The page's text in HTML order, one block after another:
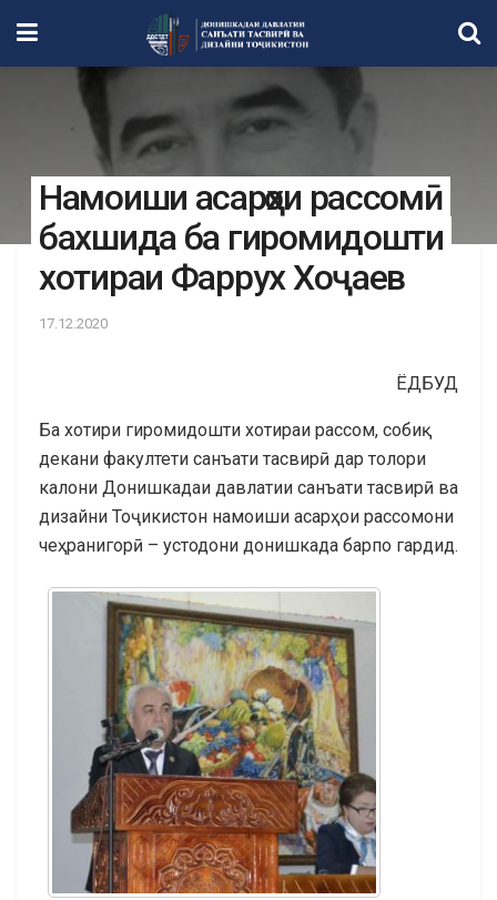
Намоиши асарҳои рассомӣ
бахшида ба гиромидошти
хотираи Фаррух Хоҷаев
17.12.2020
ЁДБУД
Ба хотири гиромидошти хотираи рассом, собиқ
декани факултети санъати тасвирӣ дар толори
калони Донишкадаи давлатии санъати тасвирӣ ва
дизайни Тоҷикистон намоиши асарҳои рассомони
чеҳранигорӣ – устодони донишкада барпо гардид.